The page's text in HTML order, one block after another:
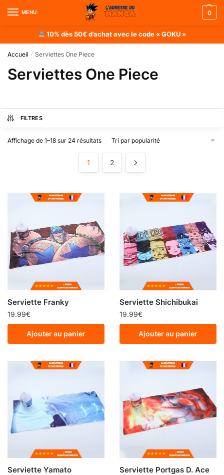
MENU 0
10% dès 50€ d’achat avec le code « GOKU »
Accueil / Serviettes One Piece
Serviettes One Piece
FILTRES
Affichage de 1–18 sur 24 résultats
1 2
Serviette Franky
19.99€
Ajouter au panier
Serviette Shichibukai
19.99€
Ajouter au panier
Serviette Yamato Serviette Portgas D. Ace